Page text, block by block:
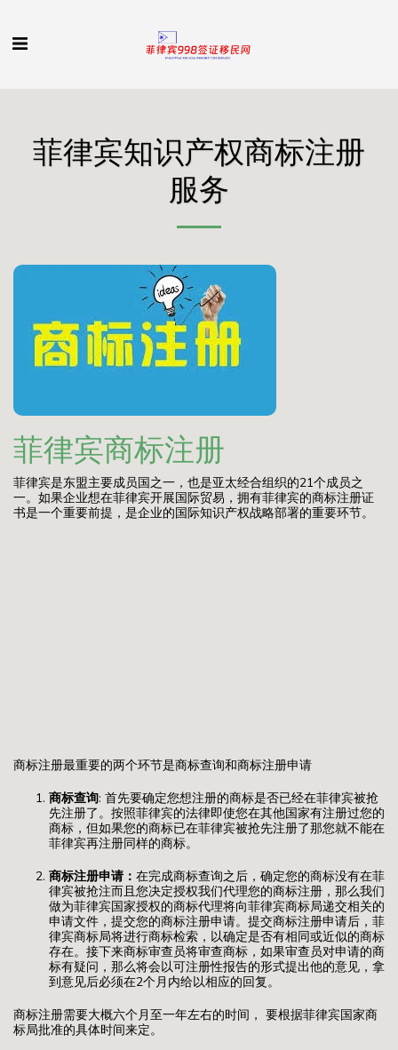
菲律宾知识产权商标注册
服务
菲律宾商标注册
菲律宾是东盟主要成员国之一，也是亚太经合组织的21个成员之
一。如果企业想在菲律宾开展国际贸易，拥有菲律宾的商标注册证
书是一个重要前提，是企业的国际知识产权战略部署的重要环节。
商标注册最重要的两个环节是商标查询和商标注册申请
商标查询: 首先要确定您想注册的商标是否已经在菲律宾被抢
先注册了。按照菲律宾的法律即使您在其他国家有注册过您的
商标，但如果您的商标已在菲律宾被抢先注册了那您就不能在
菲律宾再注册同样的商标。
商标注册申请： 在完成商标查询之后，确定您的商标没有在菲
律宾被抢注而且您决定授权我们代理您的商标注册，那么我们
做为菲律宾国家授权的商标代理将向菲律宾商标局递交相关的
申请文件，提交您的商标注册申请。提交商标注册申请后，菲
律宾商标局将进行商标检索，以确定是否有相同或近似的商标
存在。接下来商标审查员将审查商标，如果审查员对申请的商
标有疑问，那么将会以可注册性报告的形式提出他的意见，拿
到意见后必须在2个月内给以相应的回复。
商标注册需要大概六个月至一年左右的时间， 要根据菲律宾国家商
标局批准的具体时间来定。